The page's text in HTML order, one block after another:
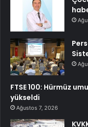
FTSE 100: Hürmüz
yükseldi
Ağustos 7, 2026